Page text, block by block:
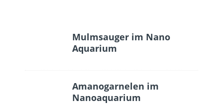
Mulmsauger im Nano
Aquarium
Amanogarnelen im
Nanoaquarium